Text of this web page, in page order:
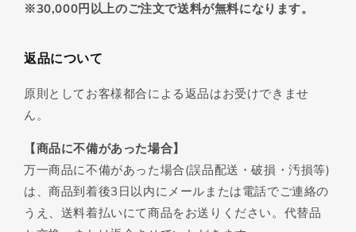
※30,000円以上のご注文で送料が無料になります。
返品について
原則としてお客様都合による返品はお受けできませ
ん。
【商品に不備があった場合】
万一商品に不備があった場合(誤品配送・破損・汚損等)
は、商品到着後3日以内にメールまたは電話でご連絡の
うえ、送料着払いにて商品をお送りください。代替品